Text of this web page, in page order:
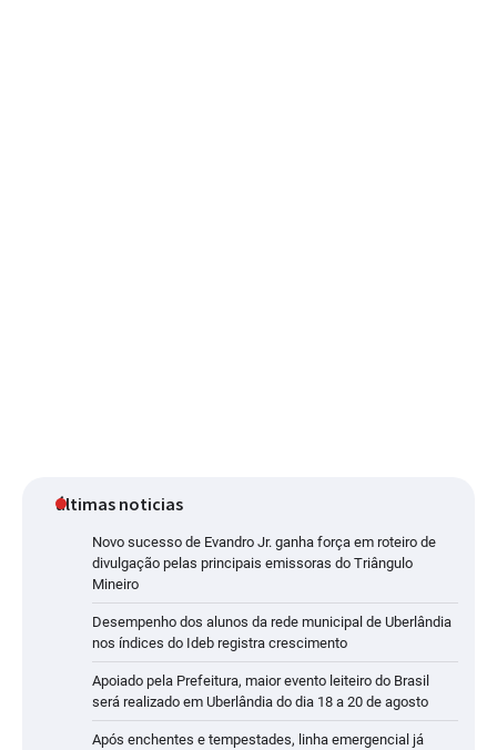
últimas noticias
Novo sucesso de Evandro Jr. ganha força em roteiro de
divulgação pelas principais emissoras do Triângulo
Mineiro
Desempenho dos alunos da rede municipal de Uberlândia
nos índices do Ideb registra crescimento
Apoiado pela Prefeitura, maior evento leiteiro do Brasil
será realizado em Uberlândia do dia 18 a 20 de agosto
Após enchentes e tempestades, linha emergencial já